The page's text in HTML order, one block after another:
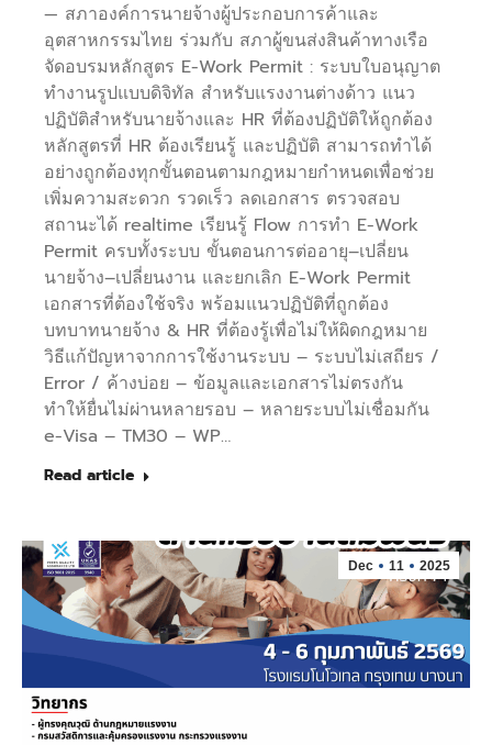
— สภาองค์การนายจ้างผู้ประกอบการค้าและ
อุตสาหกรรมไทย ร่วมกับ สภาผู้ขนส่งสินค้าทางเรือ
จัดอบรมหลักสูตร E-Work Permit : ระบบใบอนุญาต
ทำงานรูปแบบดิจิทัล สำหรับแรงงานต่างด้าว แนว
ปฏิบัติสำหรับนายจ้างและ HR ที่ต้องปฏิบัติให้ถูกต้อง
หลักสูตรที่ HR ต้องเรียนรู้ และปฏิบัติ สามารถทำได้
อย่างถูกต้องทุกขั้นตอนตามกฎหมายกำหนดเพื่อช่วย
เพิ่มความสะดวก รวดเร็ว ลดเอกสาร ตรวจสอบ
สถานะได้ realtime เรียนรู้ Flow การทำ E-Work
Permit ครบทั้งระบบ ขั้นตอนการต่ออายุ–เปลี่ยน
นายจ้าง–เปลี่ยนงาน และยกเลิก E-Work Permit
เอกสารที่ต้องใช้จริง พร้อมแนวปฏิบัติที่ถูกต้อง
บทบาทนายจ้าง & HR ที่ต้องรู้เพื่อไม่ให้ผิดกฎหมาย
วิธีแก้ปัญหาจากการใช้งานระบบ – ระบบไม่เสถียร /
Error / ค้างบ่อย – ข้อมูลและเอกสารไม่ตรงกัน
ทำให้ยื่นไม่ผ่านหลายรอบ – หลายระบบไม่เชื่อมกัน
e-Visa – TM30 – WP…
Read article
Dec 11 2025